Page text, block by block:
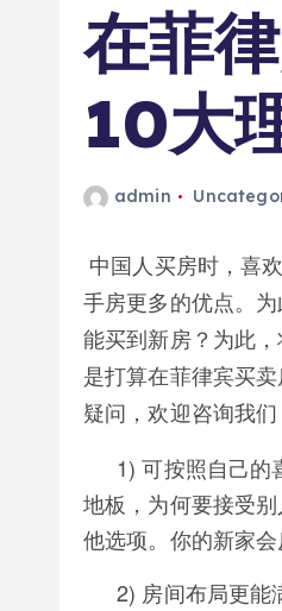
在菲
10大
admin
中国人买房时，喜
手房更多的优点。
能买到新房？为此
是打算在菲律宾买
疑问，欢迎咨询我
1) 可按照自己
地板，为何要接受
他选项。你的新家
2) 房间布局更能